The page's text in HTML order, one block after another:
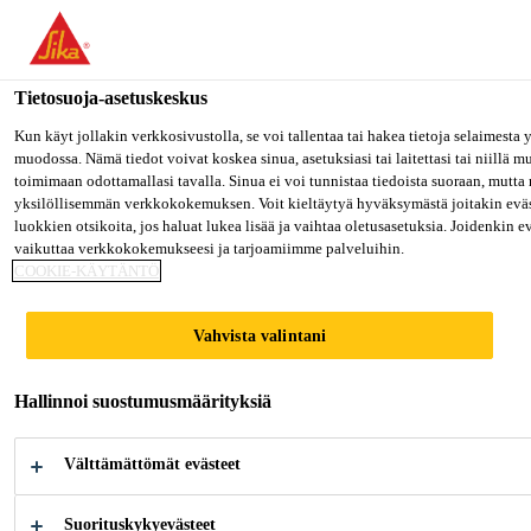
Olet menossa "Sika Finland", näyttää, että olet "Yhdysvallat".
oman maasi sivulle.
MENE SIKA USA
Sika Finland
Sikaflex®-527 AT
Tiivistysmassa ilman isosyanaattia
tartuntakäsittelytarpeilla
Sikaflex®-527 AT on 1-komponenttinen
tiivistysmassa perustuen Silaaniterminoituun
Polymeeriin (STP), kuivuen ilman kosteuden
Tietosuoja-asetuskeskus
Kun käyt jollakin verkkosivustolla, se voi tallentaa tai hakea tietoja selaimesta
muodossa. Nämä tiedot voivat koskea sinua, asetuksiasi tai laitettasi tai niillä
toimimaan odottamallasi tavalla. Sinua ei voi tunnistaa tiedoista suoraan,
yksilöllisemmän verkkokokemuksen. Voit kieltäytyä hyväksymästä joitakin
luokkien otsikoita, jos haluat lukea lisää ja vaihtaa oletusasetuksia. Joidenkin
vaikuttaa verkkokokemukseesi ja tarjoamiimme palveluihin.
COOKIE-KÄYTÄNTÖ
Vahvista valintani
Hallinnoi suostumusmäärityksiä
Välttämättömät evästeet
Suorituskykyevästeet